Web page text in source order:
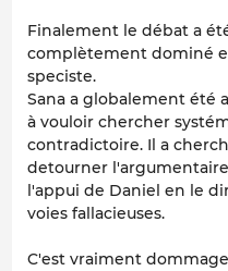
Finalement le débat a
complètement dominé
speciste.
Sana a globalement été
à vouloir chercher
contradictoire. Il a
detourner
l'appui de Daniel en le
voies fallacieuses.
C'est vraiment